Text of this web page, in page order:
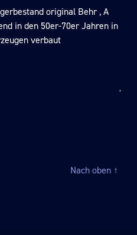
original Behr , A
in den 50er-70er Jahren in
verbaut
Nach oben ↑